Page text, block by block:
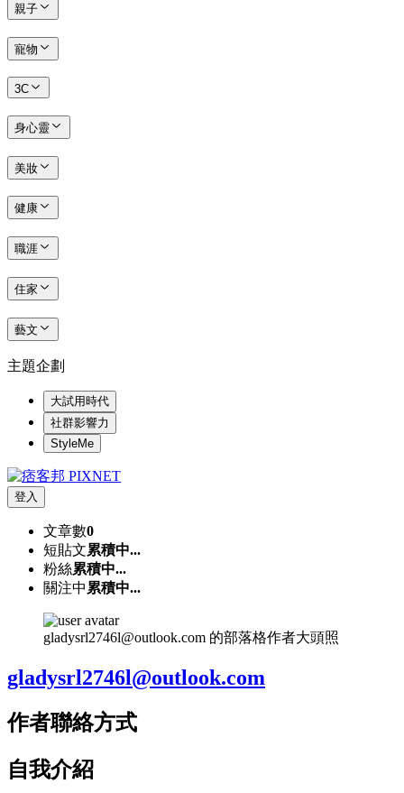
親子
寵物
3C
身心靈
美妝
健康
職涯
住家
藝文
主題企劃
大試用時代
社群影響力
StyleMe
登入
文章數0
短貼文累積中...
粉絲累積中...
關注中 累積中...
gladysrl2746l@outlook.com 的部落格作者大頭照
gladysrl2746l@outlook.com
作者聯絡方式
自我介紹